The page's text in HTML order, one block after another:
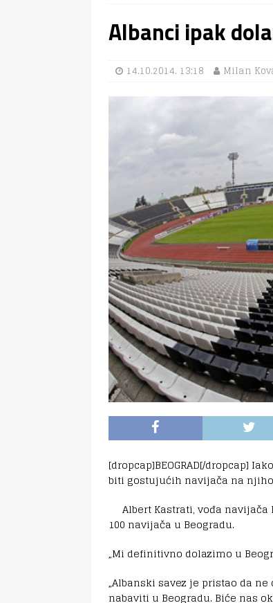
Albanci ipak
14.10.2014. 13:18 Milan
[dropcap]BEOGRAD[/dropcap]
biti gostujućih navijača na
Albert Kastrati, vođa
100 navijača u Beogradu.
„Mi definitivno dolazimo u
„Albanski savez je pristao da
nabaviti u Beogradu. Biće nas